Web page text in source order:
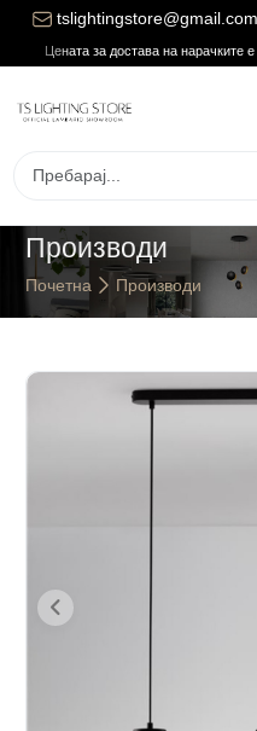
tslightingstore@gmail.com
Цената за достава на нарачките е
Производи
Почетна Производи